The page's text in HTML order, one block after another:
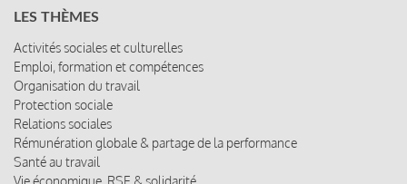
LES THÈMES
Activités sociales et culturelles
Emploi, formation et compétences
Organisation du travail
Protection sociale
Relations sociales
Rémunération globale & partage de la performance
Santé au travail
Vie économique, RSE & solidarité